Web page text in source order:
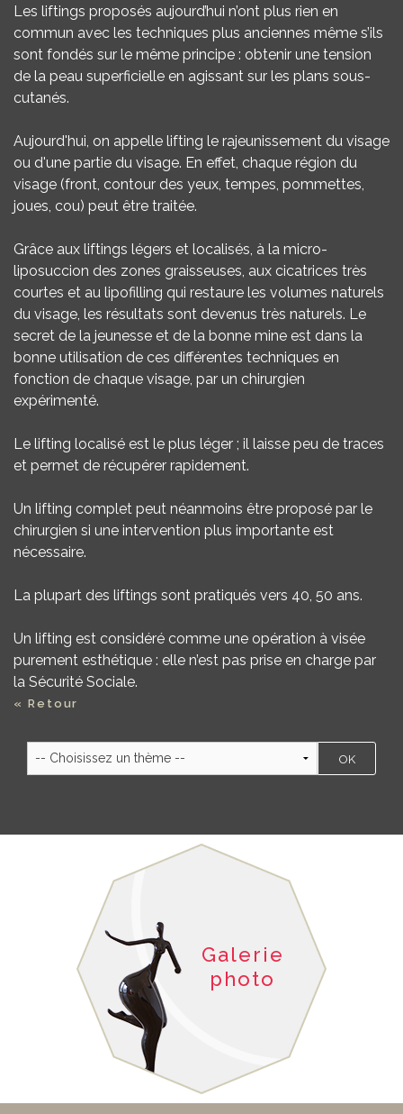
Les liftings proposés aujourd’hui n’ont plus rien en
commun avec les techniques plus anciennes même s’ils
sont fondés sur le même principe : obtenir une tension
de la peau superficielle en agissant sur les plans sous-
cutanés.
Aujourd'hui, on appelle lifting le rajeunissement du visage
ou d'une partie du visage. En effet, chaque région du
visage (front, contour des yeux, tempes, pommettes,
joues, cou) peut être traitée.
Grâce aux liftings légers et localisés, à la micro-
liposuccion des zones graisseuses, aux cicatrices très
courtes et au lipofilling qui restaure les volumes naturels
du visage, les résultats sont devenus très naturels. Le
secret de la jeunesse et de la bonne mine est dans la
bonne utilisation de ces différentes techniques en
fonction de chaque visage, par un chirurgien
expérimenté.
Le lifting localisé est le plus léger ; il laisse peu de traces
et permet de récupérer rapidement.
Un lifting complet peut néanmoins être proposé par le
chirurgien si une intervention plus importante est
nécessaire.
La plupart des liftings sont pratiqués vers 40, 50 ans.
Un lifting est considéré comme une opération à visée
purement esthétique : elle n’est pas prise en charge par
la Sécurité Sociale.
« Retour
Galerie
photo